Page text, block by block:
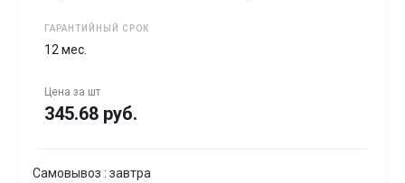
ГАРАНТИЙНЫЙ СРОК
12 мес.
Цена за шт
345.68 руб.
Самовывоз : завтра